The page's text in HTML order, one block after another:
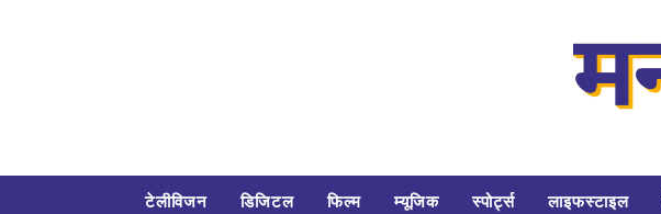
टेलीविजन डिजिटल फिल्म म्यूजिक स्पोर्ट्स लाइफस्टाइल